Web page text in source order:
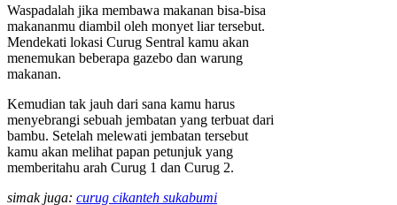
Waspadalah jika membawa makanan bisa-bisa
makananmu diambil oleh monyet liar tersebut.
Mendekati lokasi Curug Sentral kamu akan
menemukan beberapa gazebo dan warung
makanan.
Kemudian tak jauh dari sana kamu harus
menyebrangi sebuah jembatan yang terbuat dari
bambu. Setelah melewati jembatan tersebut
kamu akan melihat papan petunjuk yang
memberitahu arah Curug 1 dan Curug 2.
simak juga: curug cikanteh sukabumi